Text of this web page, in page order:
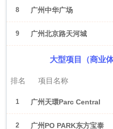
8 广州中华广场
9 广州北京路天河城
大型项目（商业
排名 项目名称
1 广州天環Parc Central
2 广州PO PARK东方宝泰